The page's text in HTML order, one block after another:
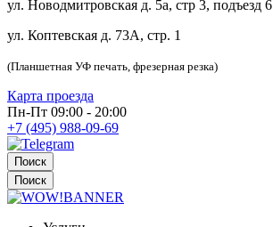
ул. Новодмитровская д. 5а, стр 3, подъезд 6
ул. Коптевская д. 73А, стр. 1
(Планшетная УФ печать, фрезерная резка)
Карта проезда
Пн-Пт 09:00 - 20:00
+7 (495) 988-09-69
Поиск
Поиск